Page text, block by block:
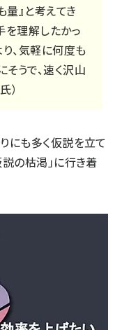
』と考えてき
を理解したかっ
、気軽に何度も
うで、速く沢山
）
にも多く仮説を立て
説の枯渇」に行き着